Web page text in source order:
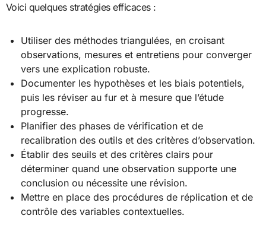
Voici quelques stratégies efficaces :
Utiliser des méthodes triangulées, en croisant
observations, mesures et entretiens pour converger
vers une explication robuste.
Documenter les hypothèses et les biais potentiels,
puis les réviser au fur et à mesure que l’étude
progresse.
Planifier des phases de vérification et de
recalibration des outils et des critères d’observation.
Établir des seuils et des critères clairs pour
déterminer quand une observation supporte une
conclusion ou nécessite une révision.
Mettre en place des procédures de réplication et de
contrôle des variables contextuelles.